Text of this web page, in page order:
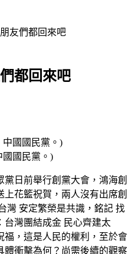
友們都回來吧
都回來吧
國國民黨。)
黨日前舉行創黨大會，鴻海創
花籃祝賀，兩人沒有出席創
灣 安定繁榮是共識，銘記 找
台灣團結成金 民心齊建太
福，這是人民的權利，至於會
體衝擊為何？尚需後續的觀察